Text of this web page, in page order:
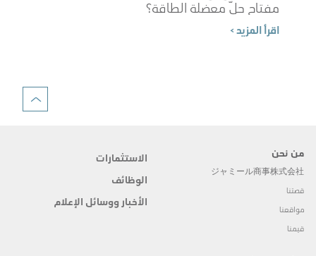
مفتاح حلّ معضلة الطاقة؟
اقرأ المزيد >
من نحن
ジャミール商事株式会社
قصتنا
مواقعنا
قيمنا
الاستثمارات
الوظائف
الأخبار ووسائل الإعلام